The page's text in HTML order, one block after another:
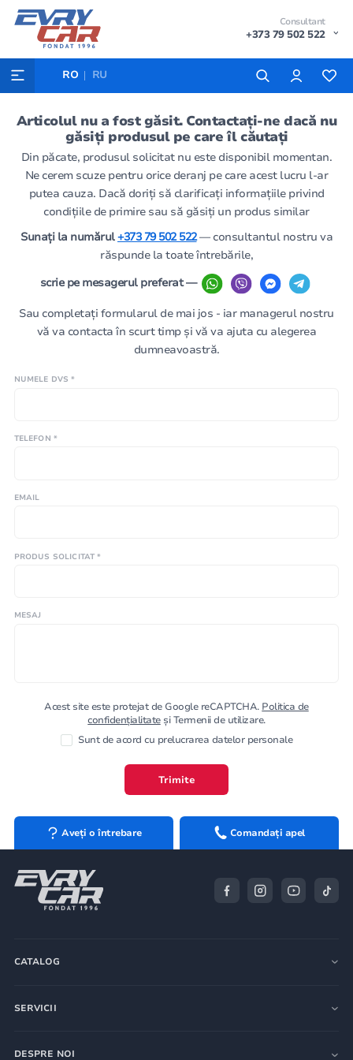
Consultant
+373 79 502 522
RO RU
Articolul nu a fost găsit. Contactați-ne dacă nu
găsiți produsul pe care îl căutați
Din păcate, produsul solicitat nu este disponibil momentan.
Ne cerem scuze pentru orice deranj pe care acest lucru l-ar
putea cauza. Dacă doriți să clarificați informațiile privind
condițiile de primire sau să găsiți un produs similar
Sunați la numărul+373 79 502 522— consultantul nostru va
răspunde la toate întrebările,
scrie pe mesagerul preferat —
Sau completați formularul de mai jos - iar managerul nostru
vă va contacta în scurt timp și vă va ajuta cu alegerea
dumneavoastră.
NUMELE DVS *
TELEFON *
EMAIL
PRODUS SOLICITAT *
MESAJ
Acest site este protejat de Google reCAPTCHA. Politica de
confidențialitateși Termenii de utilizare.
Sunt de acord cu prelucrarea datelor personale
Trimite
Aveți o întrebare Comandați apel
CATALOG
SERVICII
DESPRE NOI